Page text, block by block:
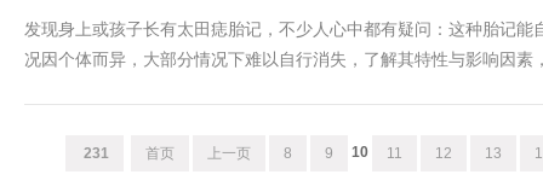
发现身上或孩子长有太田痣胎记，不少人心中都有疑问：这种胎记能
况因个体而异，大部分情况下难以自行消失，了解其特性与影响因素
231 首页 上一页 8 9 10 11 12 13